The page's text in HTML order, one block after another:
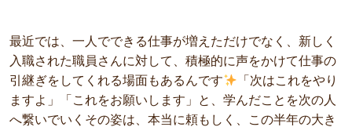
最近では、一人でできる仕事が増えただけでなく、新しく
入職された職員さんに対して、積極的に声をかけて仕事の
引継ぎをしてくれる場面もあるんです
「次はこれをやり
ますよ」「これをお願いします」と、学んだことを次の人
へ繋いでいくその姿は、本当に頼もしく、この半年の大き